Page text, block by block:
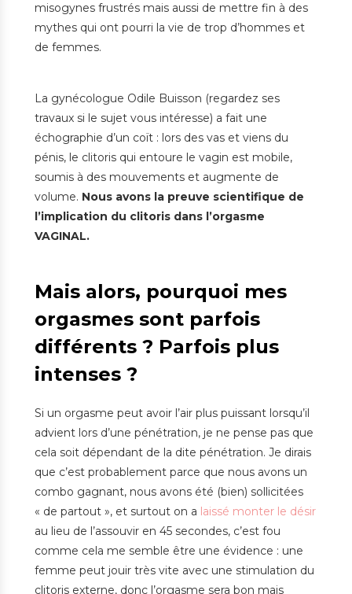
misogynes frustrés mais aussi de mettre fin à des
mythes qui ont pourri la vie de trop d’hommes et
de femmes.
La gynécologue Odile Buisson (regardez ses
travaux si le sujet vous intéresse) a fait une
échographie d’un coït : lors des vas et viens du
pénis, le clitoris qui entoure le vagin est mobile,
soumis à des mouvements et augmente de
volume. Nous avons la preuve scientifique de
l’implication du clitoris dans l’orgasme
VAGINAL.
Mais alors, pourquoi mes
orgasmes sont parfois
différents ? Parfois plus
intenses ?
Si un orgasme peut avoir l’air plus puissant lorsqu’il
advient lors d’une pénétration, je ne pense pas que
cela soit dépendant de la dite pénétration. Je dirais
que c’est probablement parce que nous avons un
combo gagnant, nous avons été (bien) sollicitées
« de partout », et surtout on a laissé monter le désir
au lieu de l’assouvir en 45 secondes, c’est fou
comme cela me semble être une évidence : une
femme peut jouir très vite avec une stimulation du
clitoris externe, donc l’orgasme sera bon mais